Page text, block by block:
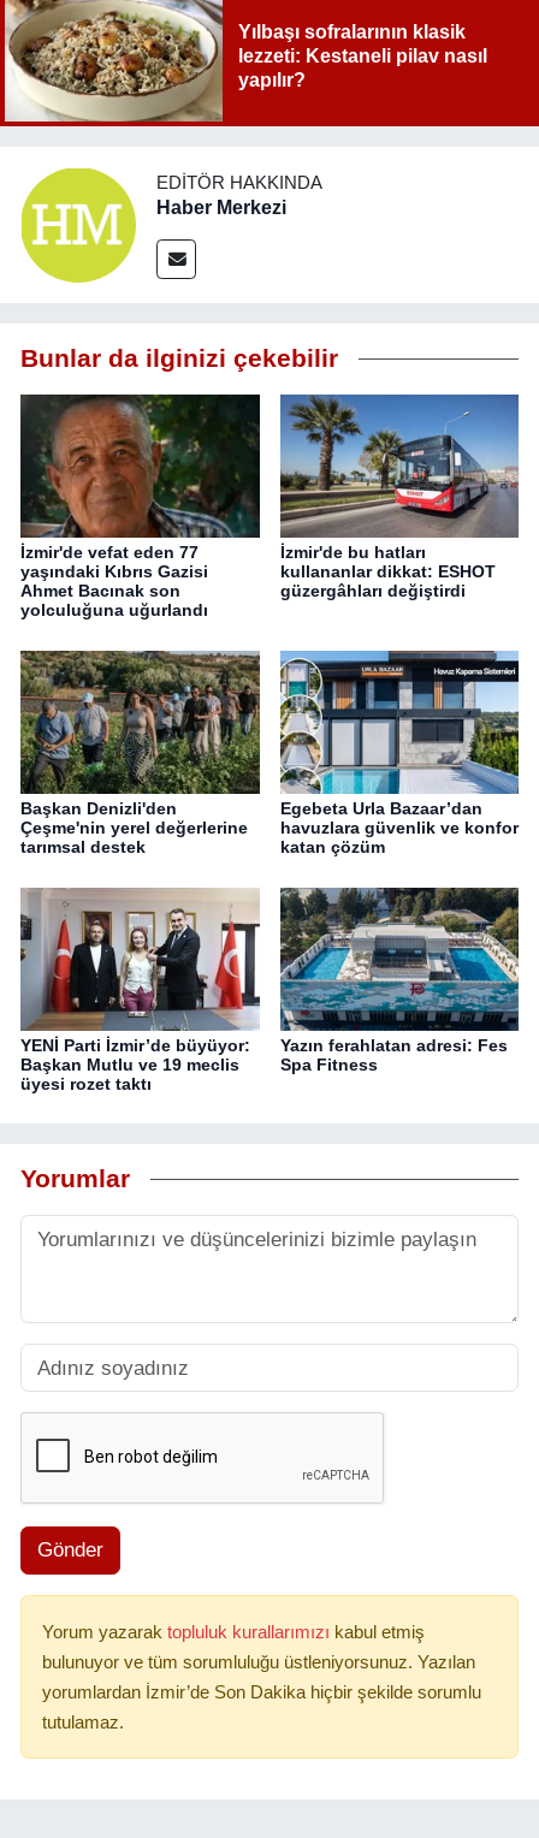
Yılbaşı sofralarının klasik
lezzeti: Kestaneli pilav nasıl
yapılır?
EDITÖR HAKKINDA
Haber Merkezi
Bunlar da ilginizi çekebilir
İzmir'de vefat eden 77
yaşındaki Kıbrıs Gazisi
Ahmet Bacınak son
yolculuğuna uğurlandı
İzmir'de bu hatları
kullananlar dikkat: ESHOT
güzergâhları değiştirdi
Başkan Denizli'den
Çeşme'nin yerel değerlerine
tarımsal destek
Egebeta Urla Bazaar’dan
havuzlara güvenlik ve konfor
katan çözüm
YENİ Parti İzmir’de büyüyor:
Başkan Mutlu ve 19 meclis
üyesi rozet taktı
Yazın ferahlatan adresi: Fes
Spa Fitness
Yorumlar
Gönder
Yorum yazarak topluluk kurallarımızı kabul etmiş
bulunuyor ve tüm sorumluluğu üstleniyorsunuz. Yazılan
yorumlardan İzmir’de Son Dakika hiçbir şekilde sorumlu
tutulamaz.